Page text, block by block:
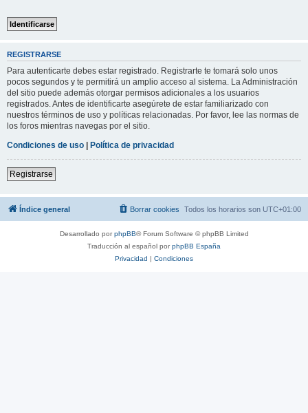
REGISTRARSE
Para autenticarte debes estar registrado. Registrarte te tomará solo unos
pocos segundos y te permitirá un amplio acceso al sistema. La Administración
del sitio puede además otorgar permisos adicionales a los usuarios
registrados. Antes de identificarte asegúrete de estar familiarizado con
nuestros términos de uso y políticas relacionadas. Por favor, lee las normas de
los foros mientras navegas por el sitio.
Condiciones de uso | Política de privacidad
Registrarse
Índice general Todos los horarios son UTC+01:00
Borrar cookies
Desarrollado porphpBB® Forum Software © phpBB Limited
Traducción al español porphpBB España
Privacidad | Condiciones